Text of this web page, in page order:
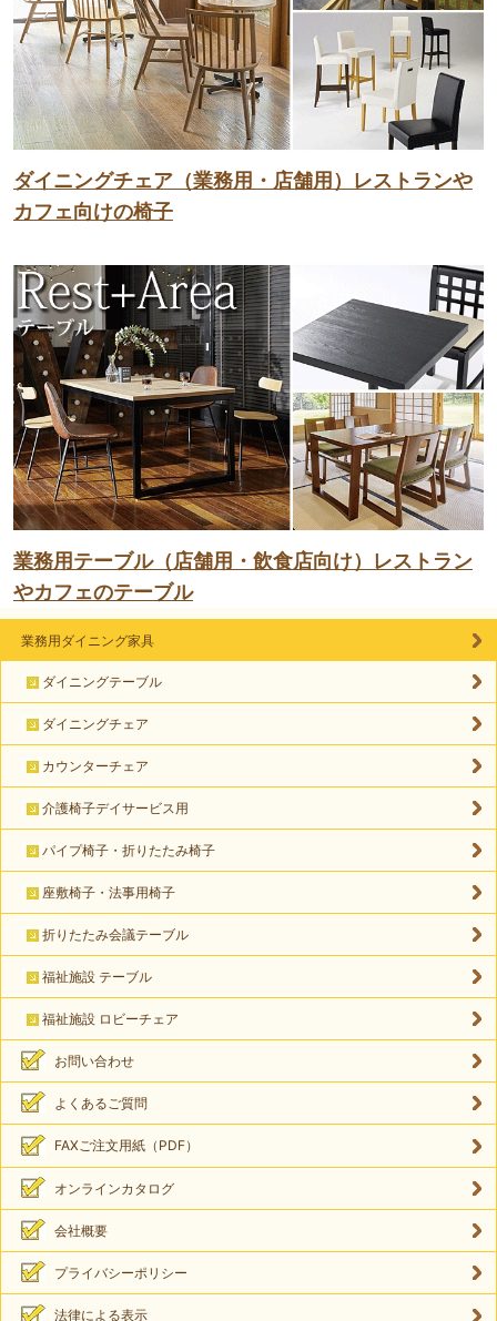
ダイニングチェア（業務用・店舗用）レストランや
カフェ向けの椅子
業務用テーブル（店舗用・飲食店向け）レストラン
やカフェのテーブル
業務用ダイニング家具
ダイニングテーブル
ダイニングチェア
カウンターチェア
介護椅子デイサービス用
パイプ椅子・折りたたみ椅子
座敷椅子・法事用椅子
折りたたみ会議テーブル
福祉施設 テーブル
福祉施設 ロビーチェア
お問い合わせ
よくあるご質問
FAXご注文用紙（PDF）
オンラインカタログ
会社概要
プライバシーポリシー
法律による表示